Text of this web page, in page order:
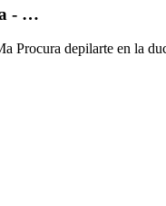
- …
Procura depilarte en la